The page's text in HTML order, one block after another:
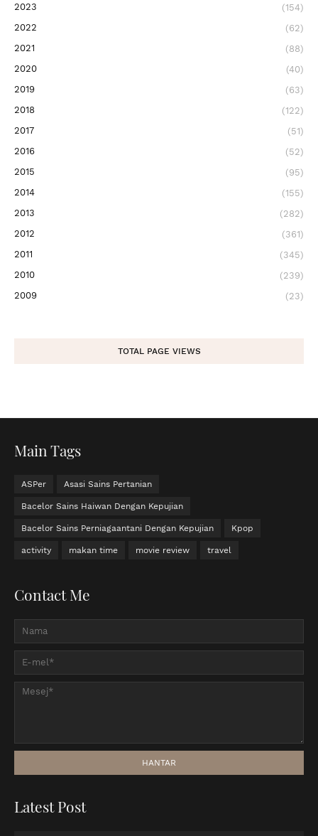
2023
(154)
2022
(62)
2021
(88)
2020
(40)
2019
(63)
2018
(122)
2017
(51)
2016
(52)
2015
(95)
2014
(155)
2013
(282)
2012
(361)
2011
(345)
2010
(239)
2009
(23)
TOTAL PAGE VIEWS
Main Tags
ASPer Asasi Sains Pertanian
Bacelor Sains Haiwan Dengan Kepujian
Bacelor Sains Perniagaantani Dengan Kepujian Kpop
activity makan time movie review travel
Contact Me
Latest Post